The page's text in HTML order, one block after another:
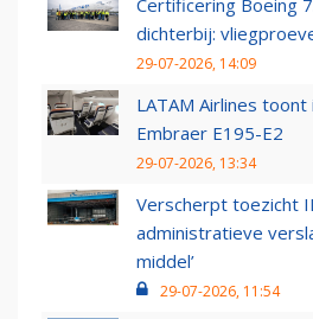
Certificering Boeing
dichterbij:
29-07-2026, 14:09
LATAM Airlines
Embraer E195-E2
29-07-2026, 13:34
Verscherpt toezicht
administratieve
middel’
29-07-2026, 11:54